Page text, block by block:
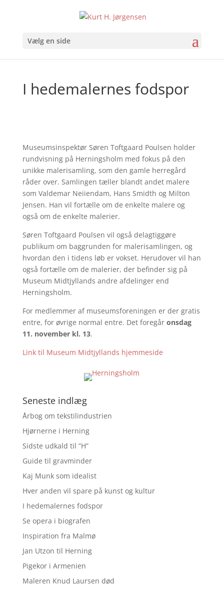
Vælg en side
I hedemalernes fodspor
Museumsinspektør Søren Toftgaard Poulsen holder
rundvisning på Herningsholm med fokus på den
unikke malerisamling, som den gamle herregård
råder over. Samlingen tæller blandt andet malere
som Valdemar Neiiendam, Hans Smidth og Milton
Jensen. Han vil fortælle om de enkelte malere og
også om de enkelte malerier.
Søren Toftgaard Poulsen vil også delagtiggøre
publikum om baggrunden for malerisamlingen, og
hvordan den i tidens løb er vokset. Herudover vil han
også fortælle om de malerier, der befinder sig på
Museum Midtjyllands andre afdelinger end
Herningsholm.
For medlemmer af museumsforeningen er der gratis
entre, for øvrige normal entre. Det foregår onsdag
11. november kl. 13.
Link til Museum Midtjyllands hjemmeside
Seneste indlæg
Årbog om tekstilindustrien
Hjørnerne i Herning
Sidste udkald til ”H”
Guide til gravminder
Kaj Munk som idealist
Hver anden vil spare på kunst og kultur
I hedemalernes fodspor
Se opera i biografen
Inspiration fra Malmø
Jan Utzon til Herning
Pigekor i Armenien
Maleren Knud Laursen død